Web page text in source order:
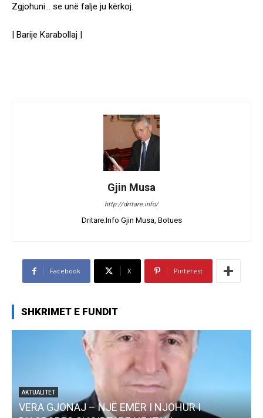
Zgjohuni… se unë falje ju kërkoj.
| Barije Karabollaj |
Gjin Musa
http://dritare.info/
Dritare.Info Gjin Musa, Botues
Facebook X Pinterest
SHKRIMET E FUNDIT
EMËR I NJOHUR I
AKTUALITET